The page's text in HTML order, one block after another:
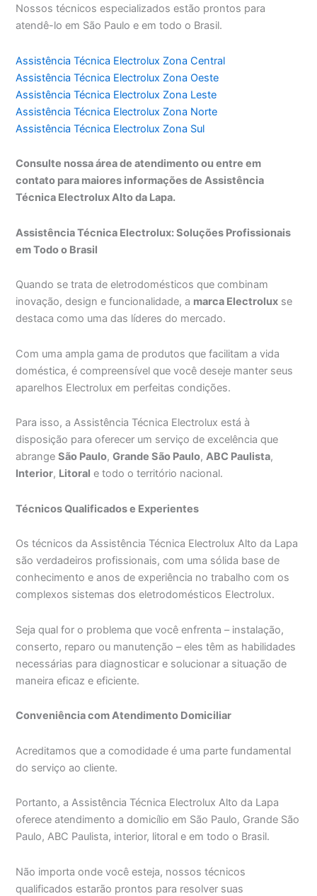
Nossos técnicos especializados estão prontos para
atendê-lo em São Paulo e em todo o Brasil.
Assistência Técnica Electrolux Zona Central
Assistência Técnica Electrolux Zona Oeste
Assistência Técnica Electrolux Zona Leste
Assistência Técnica Electrolux Zona Norte
Assistência Técnica Electrolux Zona Sul
Consulte nossa área de atendimento ou entre em
contato para maiores informações de Assistência
Técnica Electrolux Alto da Lapa.
Assistência Técnica Electrolux: Soluções Profissionais
em Todo o Brasil
Quando se trata de eletrodomésticos que combinam
inovação, design e funcionalidade, a marca Electrolux se
destaca como uma das líderes do mercado.
Com uma ampla gama de produtos que facilitam a vida
doméstica, é compreensível que você deseje manter seus
aparelhos Electrolux em perfeitas condições.
Para isso, a Assistência Técnica Electrolux está à
disposição para oferecer um serviço de excelência que
abrangeSão Paulo,Grande São Paulo,ABC Paulista,
Interior, Litoral e todo o território nacional.
Técnicos Qualificados e Experientes
Os técnicos da Assistência Técnica Electrolux Alto da Lapa
são verdadeiros profissionais, com uma sólida base de
conhecimento e anos de experiência no trabalho com os
complexos sistemas dos eletrodomésticos Electrolux.
Seja qual for o problema que você enfrenta – instalação,
conserto, reparo ou manutenção – eles têm as habilidades
necessárias para diagnosticar e solucionar a situação de
maneira eficaz e eficiente.
Conveniência com Atendimento Domiciliar
Acreditamos que a comodidade é uma parte fundamental
do serviço ao cliente.
Portanto, a Assistência Técnica Electrolux Alto da Lapa
oferece atendimento a domicílio em São Paulo, Grande São
Paulo, ABC Paulista, interior, litoral e em todo o Brasil.
Não importa onde você esteja, nossos técnicos
qualificados estarão prontos para resolver suas